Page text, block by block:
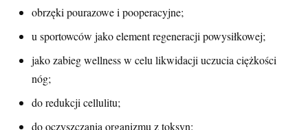
obrzęki pourazowe i pooperacyjne;
u sportowców jako element regeneracji powysiłkowej;
jako zabieg wellness w celu likwidacji uczucia ciężkości
nóg;
do redukcji cellulitu;
do oczyszczania organizmu z toksyn;